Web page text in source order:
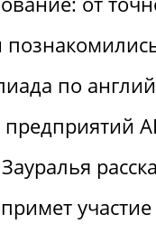
по
предприятий